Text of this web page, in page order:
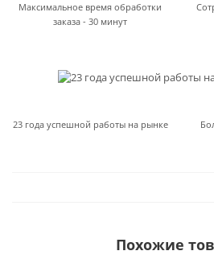
Максимальное время обработки
заказа - 30 минут
23 года успешной работы на рынке
Похожие